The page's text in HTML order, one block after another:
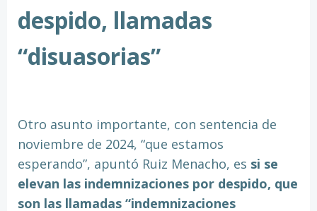
despido, llamadas
“disuasorias”
Otro asunto importante, con sentencia de
noviembre de 2024, “que estamos
esperando”, apuntó Ruiz Menacho, es si se
elevan las indemnizaciones por despido, que
son las llamadas “indemnizaciones